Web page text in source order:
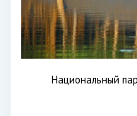
Национальный